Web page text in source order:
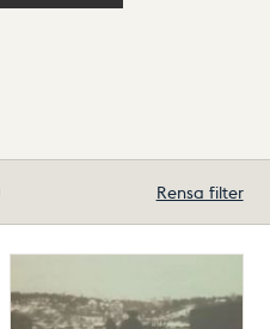
Rensa filter